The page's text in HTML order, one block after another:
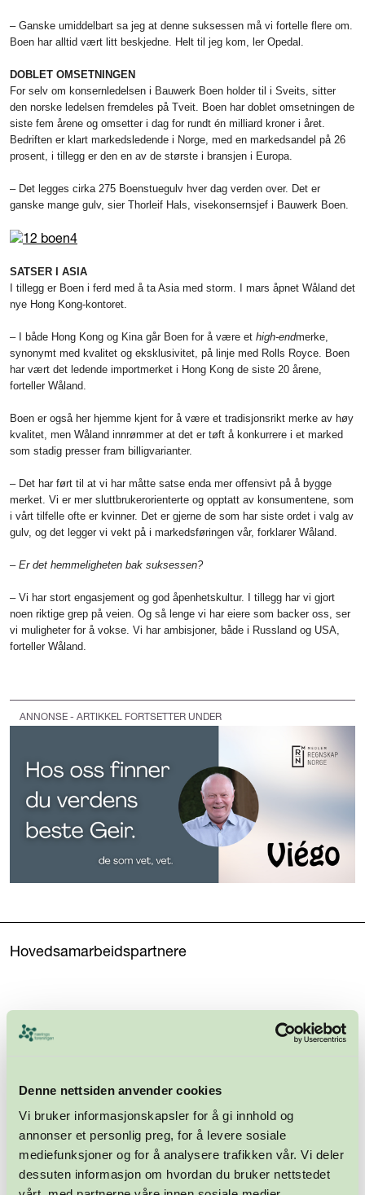
Denne nettsiden anvender cookies
Vi bruker informasjonskapsler for å gi innhold og
annonser et personlig preg, for å levere sosiale
mediefunksjoner og for å analysere trafikken vår. Vi deler
dessuten informasjon om hvordan du bruker nettstedet
– Ganske umiddelbart sa jeg at denne suksessen må vi fortelle flere om.
Boen har alltid vært litt beskjedne. Helt til jeg kom, ler Opedal.
DOBLET OMSETNINGEN
For selv om konsernledelsen i Bauwerk Boen holder til i Sveits, sitter
den norske ledelsen fremdeles på Tveit. Boen har doblet omsetningen de
siste fem årene og omsetter i dag for rundt én milliard kroner i året.
Bedriften er klart markedsledende i Norge, med en markedsandel på 26
prosent, i tillegg er den en av de største i bransjen i Europa.
– Det legges cirka 275 Boen­stuegulv hver dag verden over. Det er
ganske mange gulv, sier Thorleif Hals, visekonsernsjef i Bauwerk Boen.
SATSER I ASIA
I tillegg er Boen i ferd med å ta Asia med storm. I mars åpnet Wåland det
nye Hong Kong­-kontoret.
– I både Hong Kong og Kina går Boen for å være et high-end­merke,
synonymt med kvalitet og eksklusivitet, på linje med Rolls Royce. Boen
har vært det ledende importmerket i Hong Kong de siste 20 årene,
forteller Wåland.
Boen er også her hjemme kjent for å være et tradisjonsrikt merke av høy
kvalitet, men Wåland innrøm­mer at det er tøft å konkurrere i et marked
som stadig presser fram billigvarianter.
– Det har ført til at vi har måtte satse enda mer offensivt på å bygge
merket. Vi er mer sluttbrukerorien­terte og opptatt av konsumentene, som
i vårt tilfelle ofte er kvinner. Det er gjerne de som har siste ordet i valg av
gulv, og det legger vi vekt på i markedsføringen vår, forklarer Wåland.
– Er det hemmeligheten bak suksessen?
– Vi har stort engasjement og god åpenhetskultur. I tillegg har vi gjort
noen riktige grep på veien. Og så lenge vi har eiere som backer oss, ser
vi muligheter for å vokse. Vi har ambisjoner, både i Russland og USA,
forteller Wåland.
ANNONSE - ARTIKKEL FORTSETTER UNDER
Hovedsamarbeidspartnere